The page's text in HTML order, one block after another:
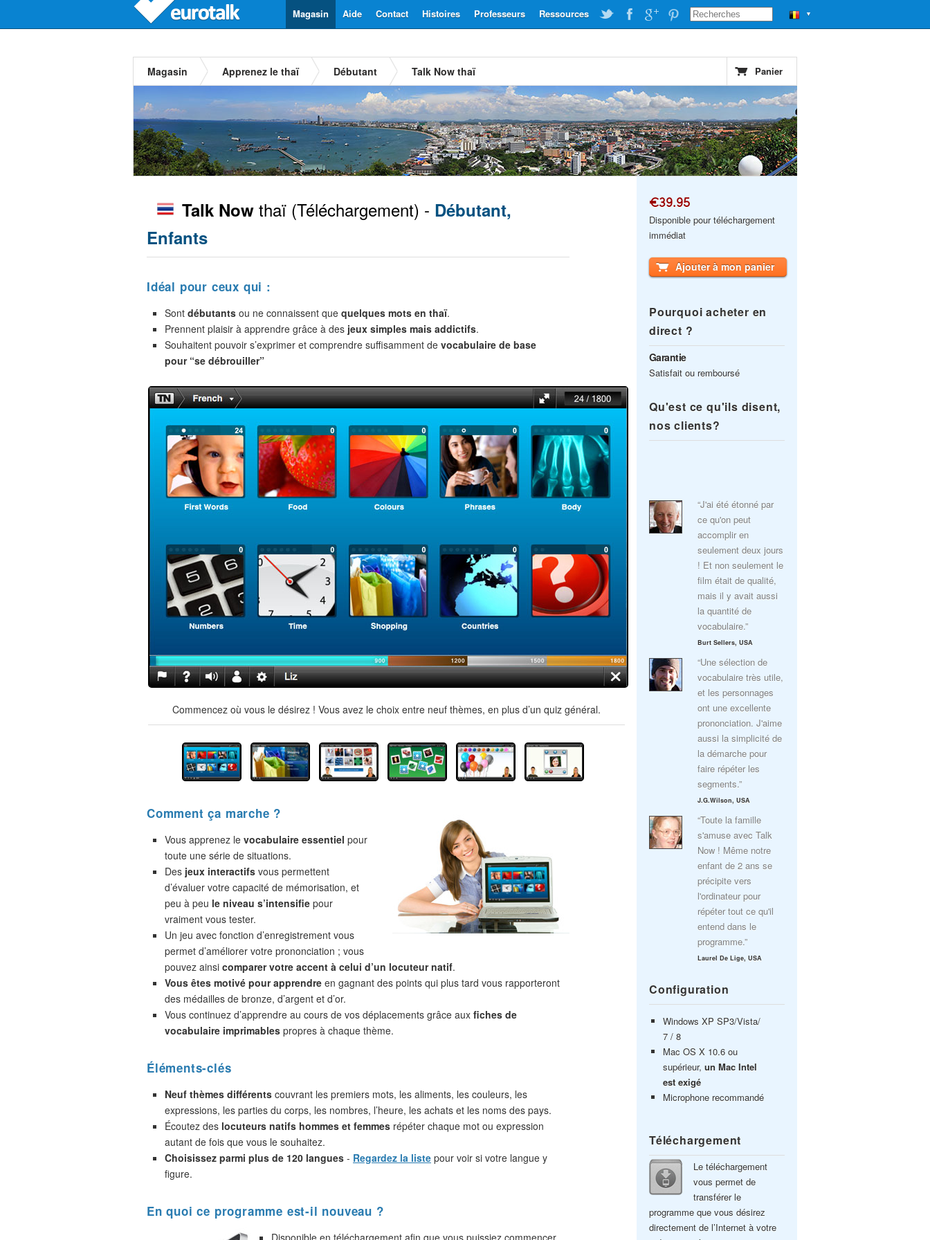
▼
Ressources
Professeurs
Histoires
Contact
Aide
Magasin
Magasin Apprenez le thaï Débutant Talk Now thaï Panier
Talk Now thaï (Téléchargement) - Débutant,
Enfants
Idéal pour ceux qui :
Sont débutants ou ne connaissent que quelques mots en thaï.
Prennent plaisir à apprendre grâce à des jeux simples mais addictifs.
Souhaitent pouvoir s’exprimer et comprendre suffisamment de vocabulaire de base
pour “se débrouiller”
Commencez où vous le désirez ! Vous avez le choix entre neuf thèmes, en plus d’un quiz général.
Comment ça marche ?
Vous apprenez le vocabulaire essentiel pour
toute une série de situations.
Des jeux interactifs vous permettent
d’évaluer votre capacité de mémorisation, et
peu à peu le niveau s’intensifie pour
vraiment vous tester.
Un jeu avec fonction d’enregistrement vous
permet d’améliorer votre prononciation ; vous
pouvez ainsi comparer votre accent à celui d’un locuteur natif.
Vous êtes motivé pour apprendre en gagnant des points qui plus tard vous rapporteront
des médailles de bronze, d’argent et d’or.
Vous continuez d’apprendre au cours de vos déplacements grâce aux fiches de
vocabulaire imprimables propres à chaque thème.
Éléments-clés
Neuf thèmes différents couvrant les premiers mots, les aliments, les couleurs, les
expressions, les parties du corps, les nombres, l’heure, les achats et les noms des pays.
Écoutez des locuteurs natifs hommes et femmes répéter chaque mot ou expression
autant de fois que vous le souhaitez.
Choisissez parmi plus de 120 langues - Regardez la liste pour voir si votre langue y
figure.
En quoi ce programme est-il nouveau ?
Disponible en téléchargement afin que vous puissiez commencer
€39.95
Disponible pour téléchargement
immédiat
Ajouter à mon panier
Pourquoi acheter en
direct ?
Garantie
Satisfait ou remboursé
Qu'est ce qu'ils disent,
nos clients?
“J'ai été étonné par
ce qu'on peut
accomplir en
seulement deux jours
! Et non seulement le
film était de qualité,
mais il y avait aussi
la quantité de
vocabulaire.”
Burt Sellers, USA
“Une sélection de
vocabulaire très utile,
et les personnages
ont une excellente
prononciation. J'aime
aussi la simplicité de
la démarche pour
faire répéter les
segments.”
J.G.Wilson, USA
“Toute la famille
s'amuse avec Talk
Now ! Même notre
enfant de 2 ans se
précipite vers
l'ordinateur pour
répéter tout ce qu'il
entend dans le
programme.”
Laurel De Lige, USA
Configuration
Windows XP SP3/Vista/
7 / 8
Mac OS X 10.6 ou
supérieur, un Mac Intel
est exigé
Microphone recommandé
Téléchargement
Le téléchargement
vous permet de
transférer le
programme que vous désirez
directement de l’Internet à votre